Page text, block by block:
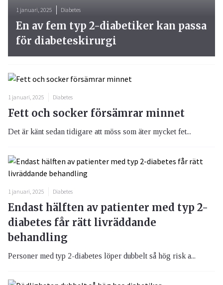
1 januari, 2025 Diabetes
Fett och socker försämrar minnet
Det är känt sedan tidigare att möss som äter mycket fet...
1 januari, 2025 Diabetes
Endast hälften av patienter med typ 2-
diabetes får rätt livräddande
behandling
Personer med typ 2-diabetes löper dubbelt så hög risk a...
1 januari, 2025 Diabetes
En av fem typ 2-diabetiker kan passa
för diabeteskirurgi